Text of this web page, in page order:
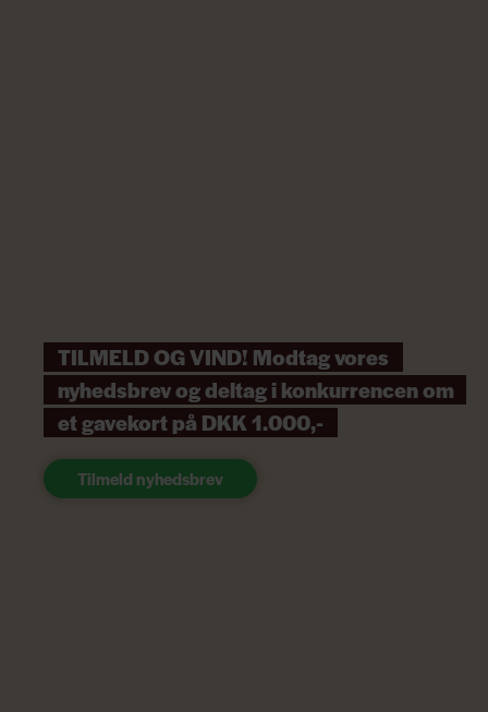
TILMELD OG VIND! Modtag vores
nyhedsbrev og deltag i konkurrencen om
et gavekort på DKK 1.000,-
Tilmeld nyhedsbrev